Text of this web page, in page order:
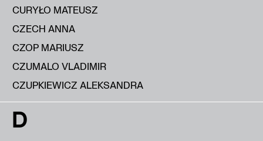
CURYŁO MATEUSZ
CZECH ANNA
CZOP MARIUSZ
CZUMALO VLADIMIR
CZUPKIEWICZ ALEKSANDRA
D